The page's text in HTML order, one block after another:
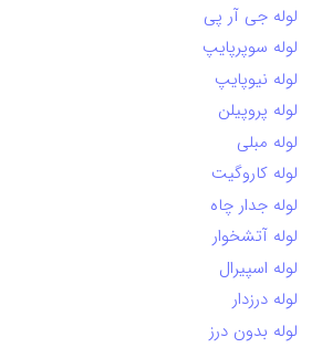
لوله جی آر پی
لوله سوپرپایپ
لوله نیوپایپ
لوله پروپیلن
لوله مبلی
لوله کاروگیت
لوله جدار چاه
لوله آتشخوار
لوله اسپیرال
لوله درزدار
لوله بدون درز